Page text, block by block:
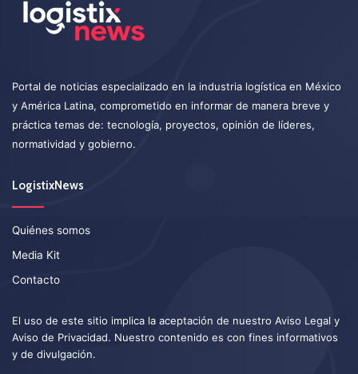
Portal de noticias especializado en la industria logística en México
y América Latina, comprometido en informar de manera breve y
práctica temas de: tecnología, proyectos, opinión de líderes,
normatividad y gobierno.
LogistixNews
Quiénes somos
Media Kit
Contacto
El uso de este sitio implica la aceptación de nuestro Aviso Legal y
Aviso de Privacidad. Nuestro contenido es con fines informativos
y de divulgación.